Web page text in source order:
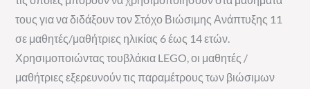
τους για να διδάξουν τον Στόχο Βιώσιμης Ανάπτυξης 11
σε μαθητές/μαθήτριες ηλικίας 6 έως 14 ετών.
Χρησιμοποιώντας τουβλάκια LEGO, οι μαθητές /
μαθήτριες εξερευνούν τις παραμέτρους των βιώσιμων